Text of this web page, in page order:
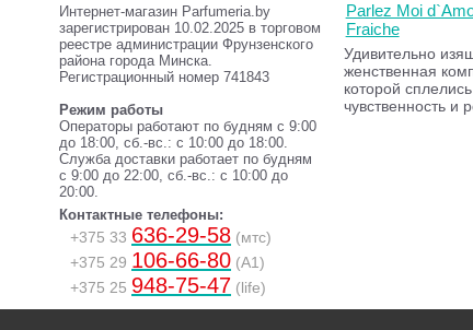
Parlez Moi
Fraiche
Удивительно
женственная
которой
чувственность и
Интернет-магазин Parfumeria.by
зарегистрирован 10.02.2025 в торговом
реестре администрации Фрунзенского
района города Минска.
Регистрационный номер 741843
Режим работы
Операторы работают по будням с 9:00
до 18:00, сб.-вс.: с 10:00 до 18:00.
Служба доставки работает по будням
с 9:00 до 22:00, сб.-вс.: с 10:00 до
20:00.
Контактные телефоны:
+375 33 636-29-58 (мтс)
+375 29 106-66-80 (A1)
+375 25 948-75-47 (life)